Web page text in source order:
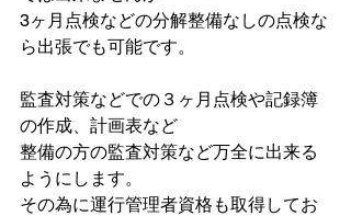
3ヶ月点検などの分解整備なしの点検な
ら出張でも可能です。
監査対策などでの３ヶ月点検や記録簿
の作成、計画表など
整備の方の監査対策など万全に出来る
ようにします。
その為に運行管理者資格も取得してお